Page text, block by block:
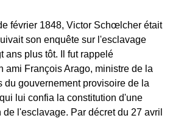
février 1848, Victor Schœlcher était
son enquête sur l'esclavage
ans plus tôt. Il fut rappelé
ami François Arago, ministre de la
du gouvernement provisoire de la
lui confia la constitution d'une
l'esclavage. Par décret du 27 avril